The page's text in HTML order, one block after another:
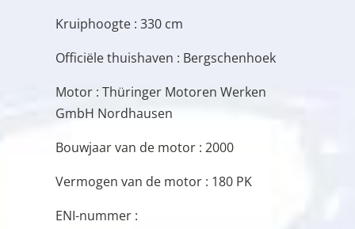
Kruiphoogte : 330 cm
Officiële thuishaven : Bergschenhoek
Motor : Thüringer Motoren Werken
GmbH Nordhausen
Bouwjaar van de motor : 2000
Vermogen van de motor : 180 PK
ENI-nummer :